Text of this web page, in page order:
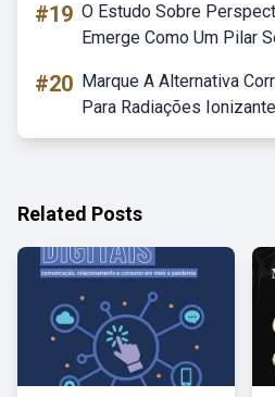
#19 O Estudo Sobre
Emerge Como Um Pilar
#20 Marque A Alternativa
Para Radiações
Related Posts